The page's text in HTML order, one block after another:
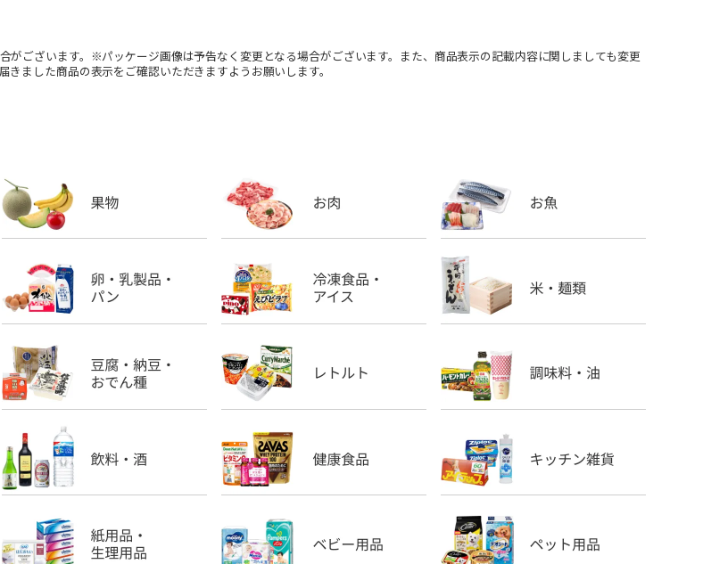
がございます。※パッケージ画像は予告なく変更となる場合がございます。また、商品表示の記載内容に関しましても変更
きました商品の表示をご確認いただきますようお願いします。